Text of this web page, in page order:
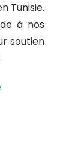
Tunisie.
à nos
soutien